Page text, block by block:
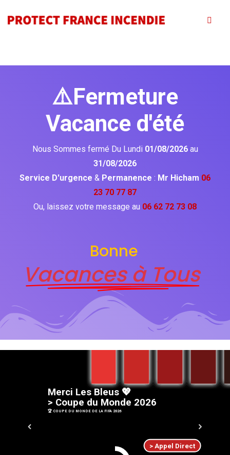
⚠️Fermeture
Vacance d'été
Nous Sommes fermé Du Lundi 01/08/2026 au
31/08/2026
Service D'urgence & Permanence : Mr Hicham 06
23 70 77 87
Ou, laissez votre message au 06 62 72 73 08
Bonne
Vacances à Tous
> Appel Direct
Merci Les B eus 💖
> Coupe du Monde 2026
🏆 COUPE DU MONDE DE LA FIFA 2026